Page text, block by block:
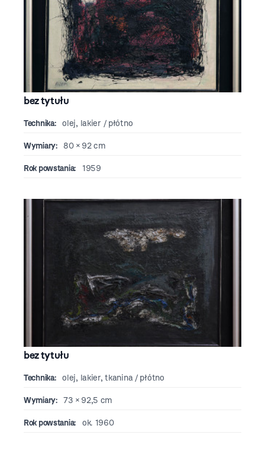
bez tytułu
Technika: olej, lakier / płótno
Wymiary: 80 × 92 cm
Rok powstania: 1959
bez tytułu
Technika: olej, lakier, tkanina / płótno
Wymiary: 73 × 92,5 cm
Rok powstania: ok. 1960